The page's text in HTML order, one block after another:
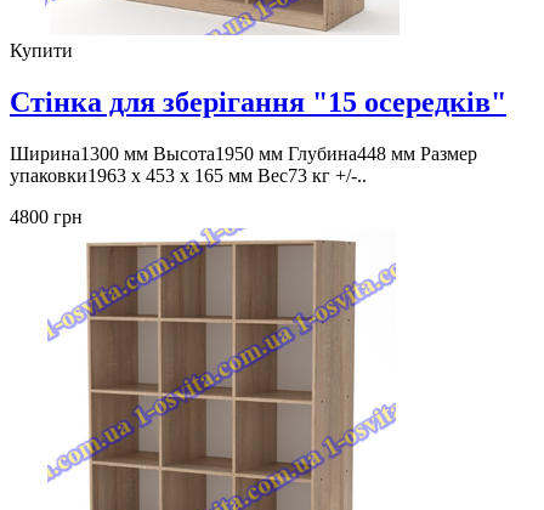
Купити
Стінка для зберігання "15 осередків"
Ширина1300 мм Высота1950 мм Глубина448 мм Размер
упаковки1963 x 453 x 165 мм Вес73 кг +/-..
4800 грн